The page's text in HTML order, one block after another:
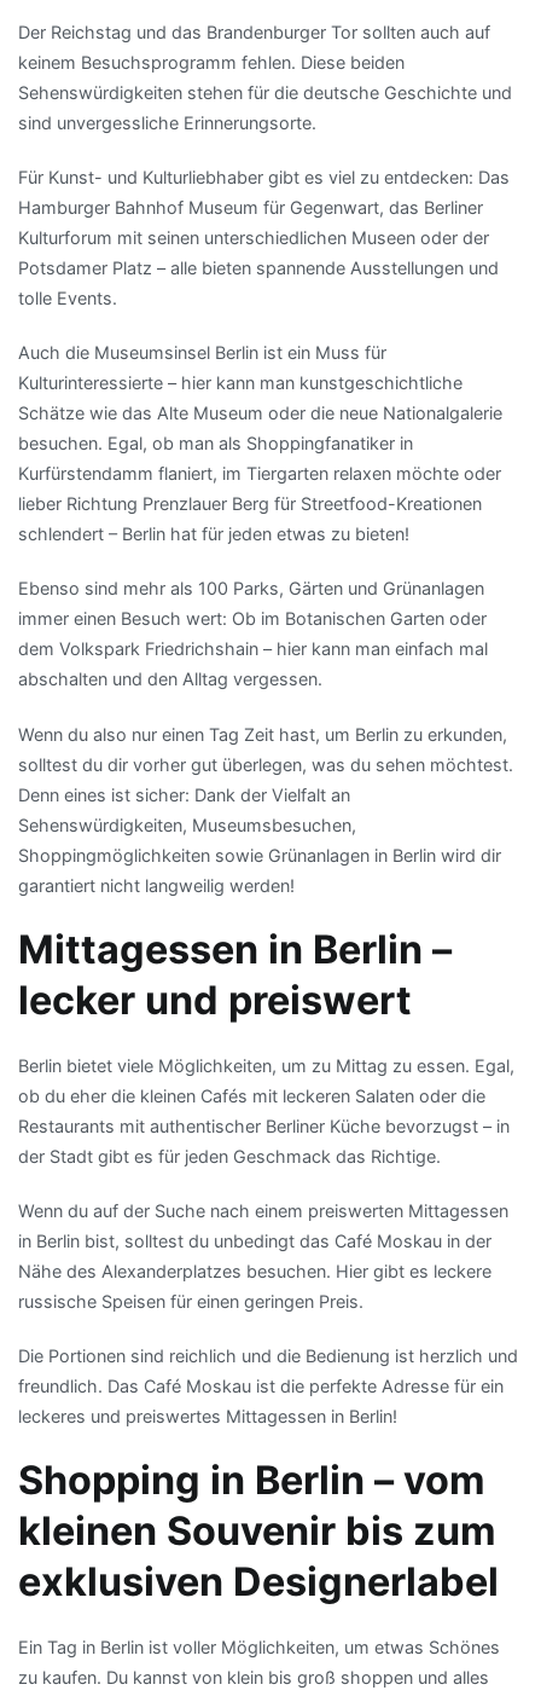
Der Reichstag und das Brandenburger Tor sollten auch auf
keinem Besuchsprogramm fehlen. Diese beiden
Sehenswürdigkeiten stehen für die deutsche Geschichte und
sind unvergessliche Erinnerungsorte.
Für Kunst- und Kulturliebhaber gibt es viel zu entdecken: Das
Hamburger Bahnhof Museum für Gegenwart, das Berliner
Kulturforum mit seinen unterschiedlichen Museen oder der
Potsdamer Platz – alle bieten spannende Ausstellungen und
tolle Events.
Auch die Museumsinsel Berlin ist ein Muss für
Kulturinteressierte – hier kann man kunstgeschichtliche
Schätze wie das Alte Museum oder die neue Nationalgalerie
besuchen. Egal, ob man als Shoppingfanatiker in
Kurfürstendamm flaniert, im Tiergarten relaxen möchte oder
lieber Richtung Prenzlauer Berg für Streetfood-Kreationen
schlendert – Berlin hat für jeden etwas zu bieten!
Ebenso sind mehr als 100 Parks, Gärten und Grünanlagen
immer einen Besuch wert: Ob im Botanischen Garten oder
dem Volkspark Friedrichshain – hier kann man einfach mal
abschalten und den Alltag vergessen.
Wenn du also nur einen Tag Zeit hast, um Berlin zu erkunden,
solltest du dir vorher gut überlegen, was du sehen möchtest.
Denn eines ist sicher: Dank der Vielfalt an
Sehenswürdigkeiten, Museumsbesuchen,
Shoppingmöglichkeiten sowie Grünanlagen in Berlin wird dir
garantiert nicht langweilig werden!
Mittagessen in Berlin –
lecker und preiswert
Berlin bietet viele Möglichkeiten, um zu Mittag zu essen. Egal,
ob du eher die kleinen Cafés mit leckeren Salaten oder die
Restaurants mit authentischer Berliner Küche bevorzugst – in
der Stadt gibt es für jeden Geschmack das Richtige.
Wenn du auf der Suche nach einem preiswerten Mittagessen
in Berlin bist, solltest du unbedingt das Café Moskau in der
Nähe des Alexanderplatzes besuchen. Hier gibt es leckere
russische Speisen für einen geringen Preis.
Die Portionen sind reichlich und die Bedienung ist herzlich und
freundlich. Das Café Moskau ist die perfekte Adresse für ein
leckeres und preiswertes Mittagessen in Berlin!
Shopping in Berlin – vom
kleinen Souvenir bis zum
exklusiven Designerlabel
Ein Tag in Berlin ist voller Möglichkeiten, um etwas Schönes
zu kaufen. Du kannst von klein bis groß shoppen und alles